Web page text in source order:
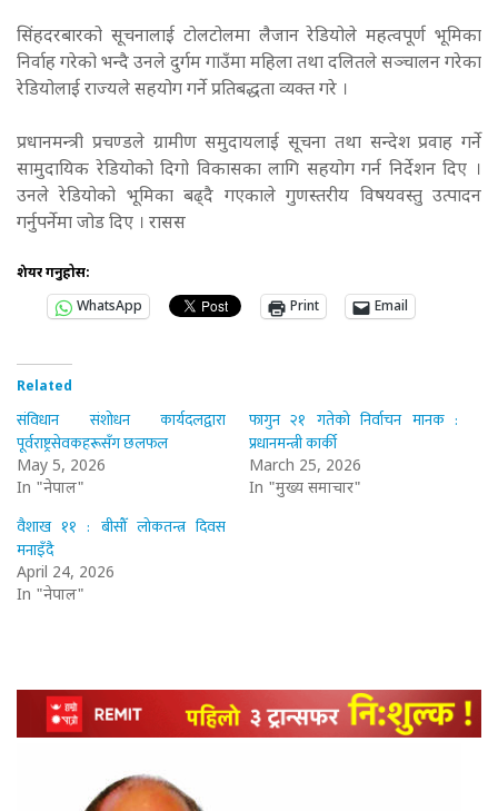
सिंहदरबारको सूचनालाई टोलटोलमा लैजान रेडियोले महत्वपूर्ण भूमिका
निर्वाह गरेको भन्दै उनले दुर्गम गाउँमा महिला तथा दलितले सञ्चालन गरेका
रेडियोलाई राज्यले सहयोग गर्ने प्रतिबद्धता व्यक्त गरे ।
प्रधानमन्त्री प्रचण्डले ग्रामीण समुदायलाई सूचना तथा सन्देश प्रवाह गर्ने
सामुदायिक रेडियोको दिगो विकासका लागि सहयोग गर्न निर्देशन दिए ।
उनले रेडियोको भूमिका बढ्दै गएकाले गुणस्तरीय विषयवस्तु उत्पादन
गर्नुपर्नेमा जोड दिए । रासस
शेयर गर्नुहोस:
WhatsApp
Print Email
Related
संविधान संशोधन कार्यदलद्वारा
पूर्वराष्ट्रसेवकहरूसँग छलफल
May 5, 2026
In "नेपाल"
फागुन २१ गतेको निर्वाचन मानक :
प्रधानमन्त्री कार्की
March 25, 2026
In "मुख्य समाचार"
वैशाख ११ : बीसौँ लोकतन्त्र दिवस
मनाइँदै
April 24, 2026
In "नेपाल"